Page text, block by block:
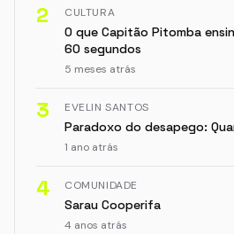
2 CULTURA
O que Capitão Pitomba
60 segundos
5 meses atrás
3 EVELIN SANTOS
Paradoxo do desapego:
1 ano atrás
4 COMUNIDADE
Sarau Cooperifa
4 anos atrás